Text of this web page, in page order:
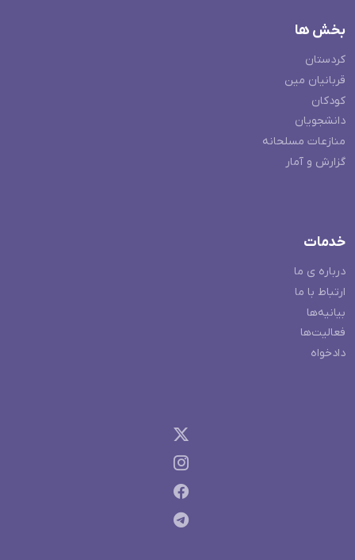
بخش ها
کردستان
قربانیان مین
کودکان
دانشجویان
منازعات مسلحانه
گزارش و آمار
خدمات
درباره ی ما
ارتباط با ما
بیانیه‌ها
فعالیت‌ها
دادخواه